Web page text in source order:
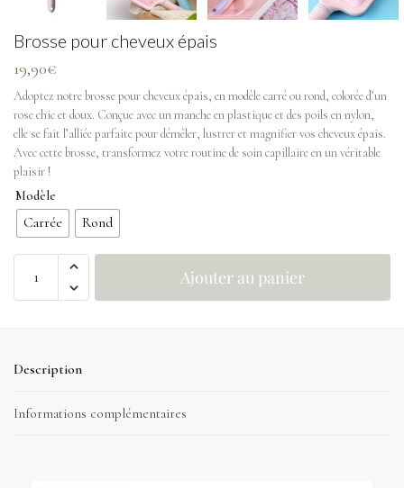
Brosse pour cheveux épais
19,90€
Adoptez notre brosse pour cheveux épais, en modèle carré ou rond, colorée d’un
rose chic et doux. Conçue avec un manche en plastique et des poils en nylon,
elle se fait l’alliée parfaite pour démêler, lustrer et magnifier vos cheveux épais.
Avec cette brosse, transformez votre routine de soin capillaire en un véritable
plaisir !
Modèle
Carrée Rond
Ajouter au panier
Description
Informations complémentaires